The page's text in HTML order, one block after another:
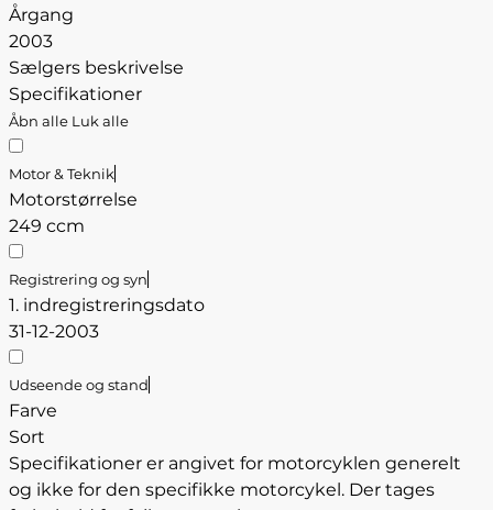
Årgang
2003
Sælgers beskrivelse
Specifikationer
Åbn alle Luk alle
Motor & Teknik
Motorstørrelse
249 ccm
Registrering og syn
1. indregistreringsdato
31-12-2003
Udseende og stand
Farve
Sort
Specifikationer er angivet for motorcyklen generelt
og ikke for den specifikke motorcykel. Der tages